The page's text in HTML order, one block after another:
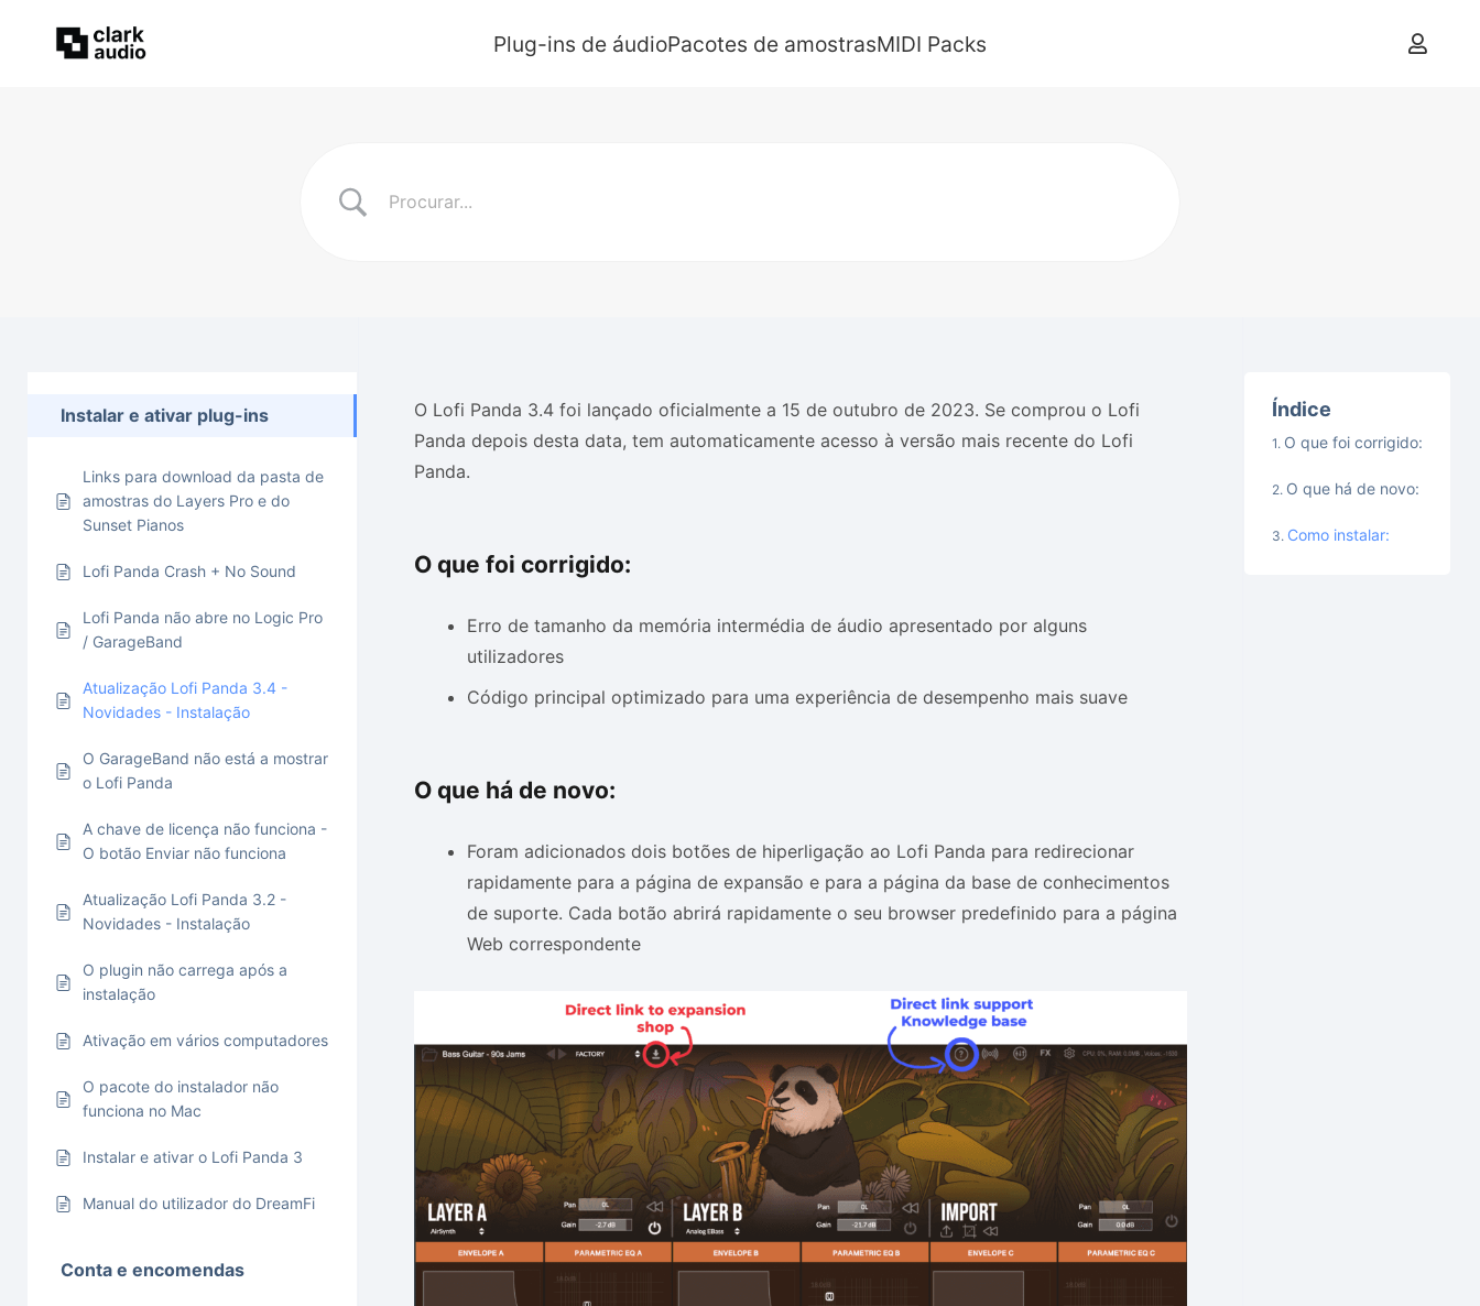
Plug-ins de áudioPacotes de amostrasMIDI Packs
Instalar e ativar plug-ins
Links para download da pasta de
amostras do Layers Pro e do
Sunset Pianos
Lofi Panda Crash + No Sound
Lofi Panda não abre no Logic Pro
/ GarageBand
Atualização Lofi Panda 3.4 -
Novidades - Instalação
O GarageBand não está a mostrar
o Lofi Panda
A chave de licença não funciona -
O botão Enviar não funciona
Atualização Lofi Panda 3.2 -
Novidades - Instalação
O plugin não carrega após a
instalação
Ativação em vários computadores
O pacote do instalador não
funciona no Mac
Instalar e ativar o Lofi Panda 3
Manual do utilizador do DreamFi
Conta e encomendas
O Lofi Panda 3.4 foi lançado oficialmente a 15 de outubro de 2023. Se comprou o Lofi
Panda depois desta data, tem automaticamente acesso à versão mais recente do Lofi
Panda.
O que foi corrigido:
Erro de tamanho da memória intermédia de áudio apresentado por alguns
utilizadores
Código principal optimizado para uma experiência de desempenho mais suave
O que há de novo:
Foram adicionados dois botões de hiperligação ao Lofi Panda para redirecionar
rapidamente para a página de expansão e para a página da base de conhecimentos
de suporte. Cada botão abrirá rapidamente o seu browser predefinido para a página
Web correspondente
Índice
O que foi corrigido:
O que há de novo:
Como instalar: